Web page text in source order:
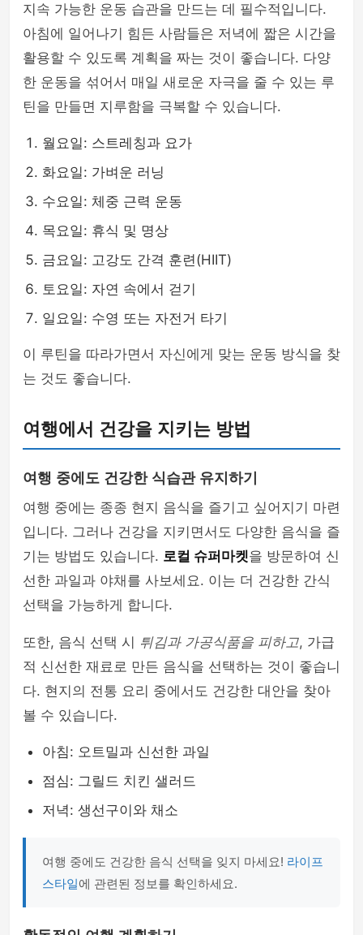
지속 가능한 운동 습관을 만드는 데 필수적입니다.
아침에 일어나기 힘든 사람들은 저녁에 짧은 시간을
활용할 수 있도록 계획을 짜는 것이 좋습니다. 다양
한 운동을 섞어서 매일 새로운 자극을 줄 수 있는 루
틴을 만들면 지루함을 극복할 수 있습니다.
월요일: 스트레칭과 요가
화요일: 가벼운 러닝
수요일: 체중 근력 운동
목요일: 휴식 및 명상
금요일: 고강도 간격 훈련(HIIT)
토요일: 자연 속에서 걷기
일요일: 수영 또는 자전거 타기
이 루틴을 따라가면서 자신에게 맞는 운동 방식을 찾
는 것도 좋습니다.
여행에서 건강을 지키는 방법
여행 중에도 건강한 식습관 유지하기
여행 중에는 종종 현지 음식을 즐기고 싶어지기 마련
입니다. 그러나 건강을 지키면서도 다양한 음식을 즐
기는 방법도 있습니다. 로컬 슈퍼마켓을 방문하여 신
선한 과일과 야채를 사보세요. 이는 더 건강한 간식
선택을 가능하게 합니다.
또한, 음식 선택 시 튀김과 가공식품을 피하고, 가급
적 신선한 재료로 만든 음식을 선택하는 것이 좋습니
다. 현지의 전통 요리 중에서도 건강한 대안을 찾아
볼 수 있습니다.
아침: 오트밀과 신선한 과일
점심: 그릴드 치킨 샐러드
저녁: 생선구이와 채소
여행 중에도 건강한 음식 선택을 잊지 마세요! 라이프
스타일에 관련된 정보를 확인하세요.